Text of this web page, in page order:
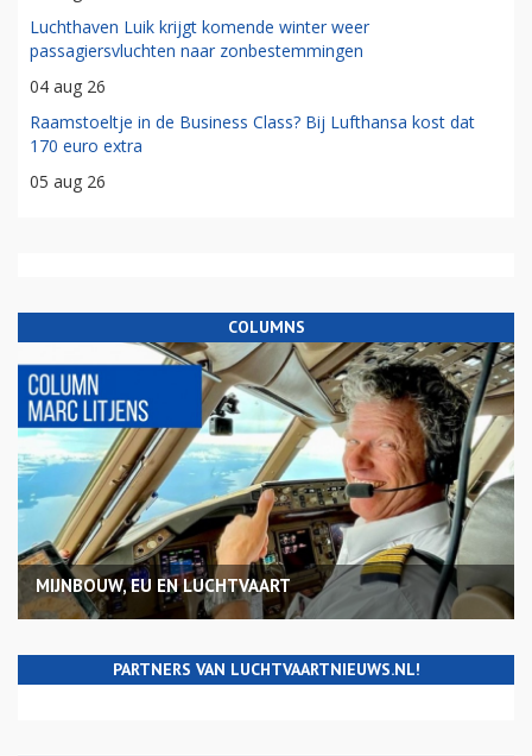
Luchthaven Luik krijgt komende winter weer
passagiersvluchten naar zonbestemmingen
04 aug 26
Raamstoeltje in de Business Class? Bij Lufthansa kost dat
170 euro extra
05 aug 26
COLUMNS
MIJNBOUW, EU EN LUCHTVAART
PARTNERS VAN LUCHTVAARTNIEUWS.NL!